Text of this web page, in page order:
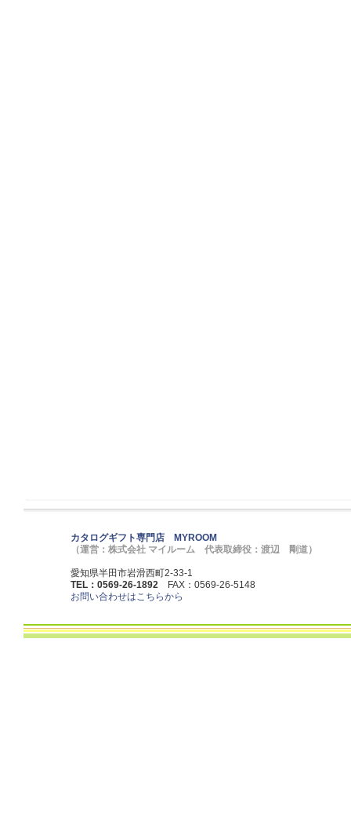
カタログギフト専門店 MYROOM
（運営：株式会社 マイルーム 代表取締役：渡辺 剛道）
愛知県半田市岩滑西町2-33-1
TEL：0569-26-1892 FAX：0569-26-5148
お問い合わせはこちらから